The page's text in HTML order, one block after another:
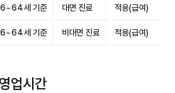
6~64세 기준 대면 진료 적용(급여)
6~64세 기준 비대면 진료 적용(급여)
업시간